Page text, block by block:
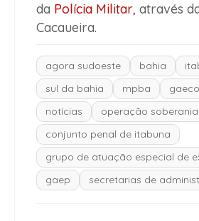
da Polícia Militar, através
Cacaueira.
agora sudoeste bahia
sul da bahia
mpba gaeco
notícias
operação
conjunto penal de itabuna
grupo de atuação especial de
gaep
secretarias de